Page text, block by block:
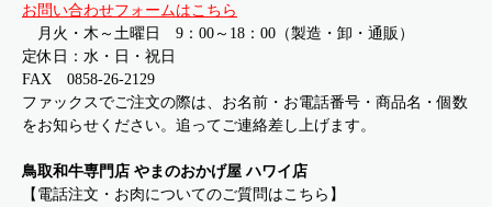
お問い合わせフォームはこちら
月火・木～土曜日 9：00～18：00（製造・卸・通販）
定休日：水・日・祝日
FAX 0858-26-2129
ファックスでご注文の際は、お名前・お電話番号・商品名・個数
をお知らせください。追ってご連絡差し上げます。
鳥取和牛専門店 やまのおかげ屋 ハワイ店
【電話注文・お肉についてのご質問はこちら】